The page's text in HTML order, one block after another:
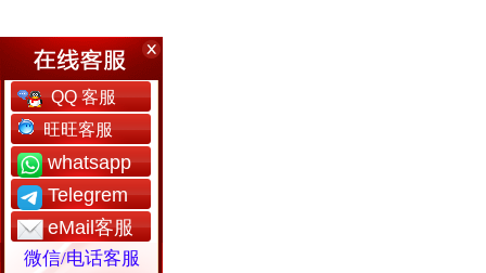
QQ 客服
旺旺客服
whatsapp
Telegrem
eMail客服
微信/电话客服